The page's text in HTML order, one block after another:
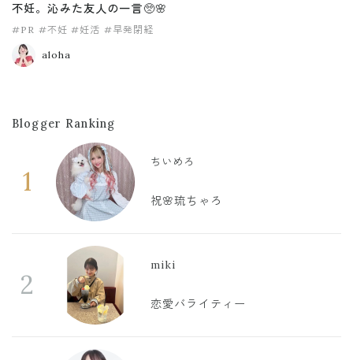
不妊。沁みた友人の一言🥺🌸
#PR #不妊 #妊活 #早発閉経
aloha
Blogger Ranking
1
ちいめろ
祝🌸琉ちゃろ
2
miki
恋愛バライティー